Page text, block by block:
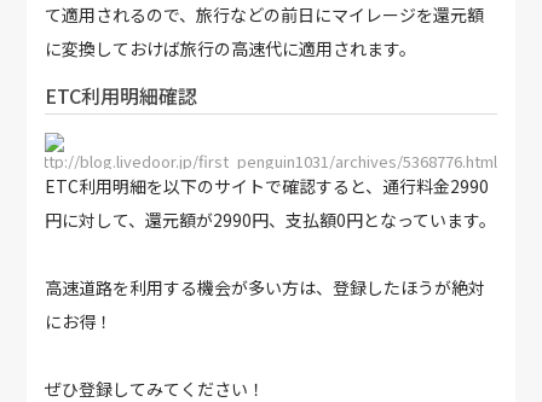
て適用されるので、旅行などの前日にマイレージを還元額
に変換しておけば旅行の高速代に適用されます。
ETC利用明細確認
http://blog.livedoor.jp/first_penguin1031/archives/5368776.html
ETC利用明細を以下のサイトで確認すると、通行料金2990
円に対して、還元額が2990円、支払額0円となっています。
高速道路を利用する機会が多い方は、登録したほうが絶対
にお得！
ぜひ登録してみてください！